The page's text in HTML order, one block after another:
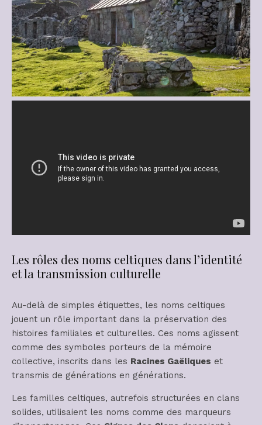
Les rôles des noms celtiques dans l’identité
et la transmission culturelle
Au-delà de simples étiquettes, les noms celtiques
jouent un rôle important dans la préservation des
histoires familiales et culturelles. Ces noms agissent
comme des symboles porteurs de la mémoire
collective, inscrits dans les Racines Gaëliques et
transmis de générations en générations.
Les familles celtiques, autrefois structurées en clans
solides, utilisaient les noms comme des marqueurs